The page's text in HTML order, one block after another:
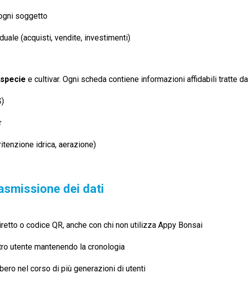
soggetto
(acquisti, vendite, investimenti)
e cultivar. Ogni scheda contiene informazioni affidabili tratte
idrica, aerazione)
dei dati
o codice QR, anche con chi non utilizza Appy Bonsai
utente mantenendo la cronologia
nel corso di più generazioni di utenti